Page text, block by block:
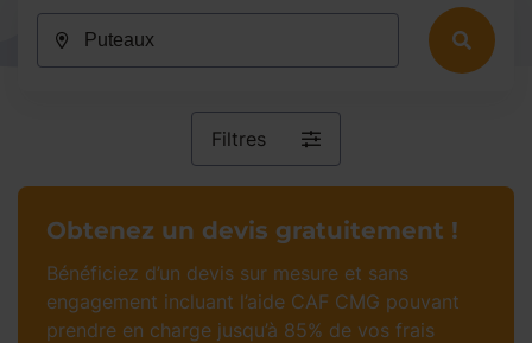
Filtres
Obtenez un devis gratuitement !
Bénéficiez d’un devis sur mesure et sans
engagement incluant l’aide CAF CMG pouvant
prendre en charge jusqu’à 85% de vos frais